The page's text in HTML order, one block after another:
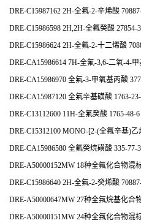
DRE-C15987162 2H-全氟-2-辛烯酸
DRE-C15986598 2H,2H-全氟癸酸 27854-
DRE-C15986624 2H-全氟-2-十二烯酸
DRE-CA15986614 7H-全氟-3,6-二氧-4-
DRE-CA15986970 全氟-3-甲氧基丙酸
DRE-CA15987120 全氟辛基磺酸 1763-
DRE-C13112600 11H-全氟癸酸 1765-48-6
DRE-C15312100 MONO-[2-(全氟辛基)乙
DRE-CA15986580 全氟癸烷磺酸 335-77-
DRE-A50000152MW 18种全氟化合物混
DRE-C15986640 2H-全氟-2-癸烯酸
DRE-A50000647MW 27种全氟烷基化合
DRE-A50000151MW 24种全氟化合物混